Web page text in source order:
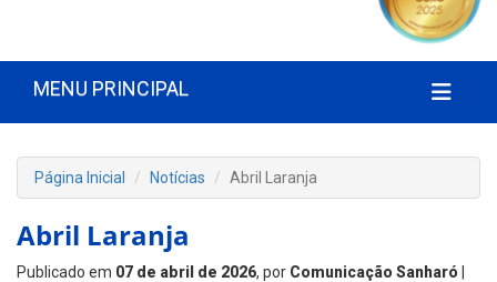
MENU PRINCIPAL
Página Inicial Notícias Abril Laranja
Abril Laranja
Publicado em 07 de abril de 2026, por Comunicação Sanharó